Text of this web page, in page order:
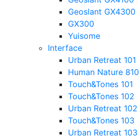
Geoslant GX4300
GX300
Yuisome
Interface
Urban Retreat 101
Human Nature 810
Touch&Tones 101
Touch&Tones 102
Urban Retreat 102
Touch&Tones 103
Urban Retreat 103